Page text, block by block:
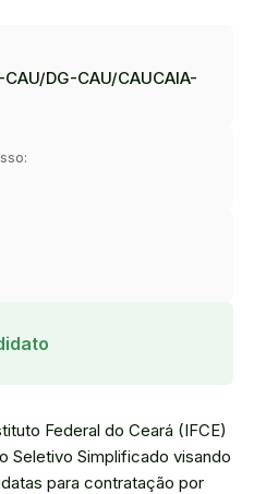
DG-CAU/CAUCAIA-
Federal do Ceará (IFCE)
Seletivo Simplificado visando
para contratação por